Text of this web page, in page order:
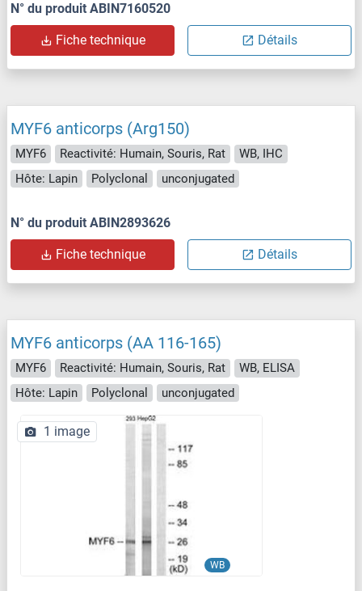
N° du produit ABIN7160520
Fiche technique Détails
MYF6 anticorps (Arg150)
MYF6 Reactivité: Humain, Souris, Rat
WB, IHC
Hôte: Lapin
Polyclonal unconjugated
N° du produit ABIN2893626
Fiche technique Détails
MYF6 anticorps (AA 116-165)
MYF6 Reactivité: Humain, Souris, Rat
WB, ELISA
Hôte: Lapin
Polyclonal unconjugated
WB
1 image